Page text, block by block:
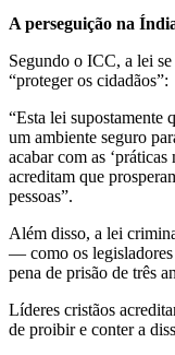
A perseguição na
Segundo o ICC, a lei
“proteger os cidadãos”:
“Esta lei supostamente
um ambiente seguro
acabar com as ‘práticas
acreditam que
pessoas”.
Além disso, a lei
— como os legisladores
pena de prisão de três
Líderes cristãos
de proibir e conter a